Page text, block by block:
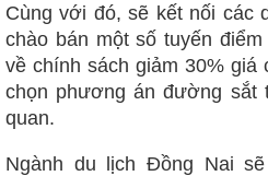
Cùng với đó, sẽ kết nối các
chào bán một số tuyến
về chính sách giảm 30%
chọn phương án đường sắt
quan.
Ngành du lịch Đồng Nai